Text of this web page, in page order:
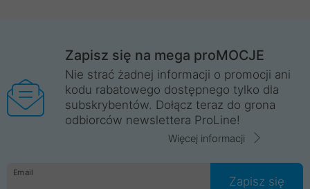
Zapisz się na mega proMOCJE
Nie strać żadnej informacji o promocji ani
kodu rabatowego dostępnego tylko dla
subskrybentów. Dołącz teraz do grona
odbiorców newslettera ProLine!
Więcej informacji
Email
Zapisz się